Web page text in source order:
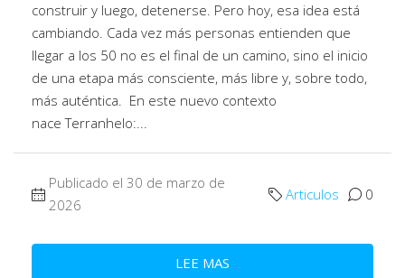
construir y luego, detenerse. Pero hoy, esa idea está
cambiando. Cada vez más personas entienden que
llegar a los 50 no es el final de un camino, sino el inicio
de una etapa más consciente, más libre y, sobre todo,
más auténtica. En este nuevo contexto
nace Terranhelo:...
Publicado el 30 de marzo de
2026
Articulos 0
LEE MAS